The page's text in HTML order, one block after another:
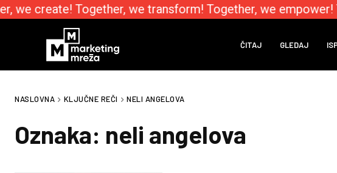
we create! Together, we transform! Together, we
ČITAJ GLEDAJ
NASLOVNA KLJUČNE REČI NELI ANGELOVA
Oznaka: neli angelova